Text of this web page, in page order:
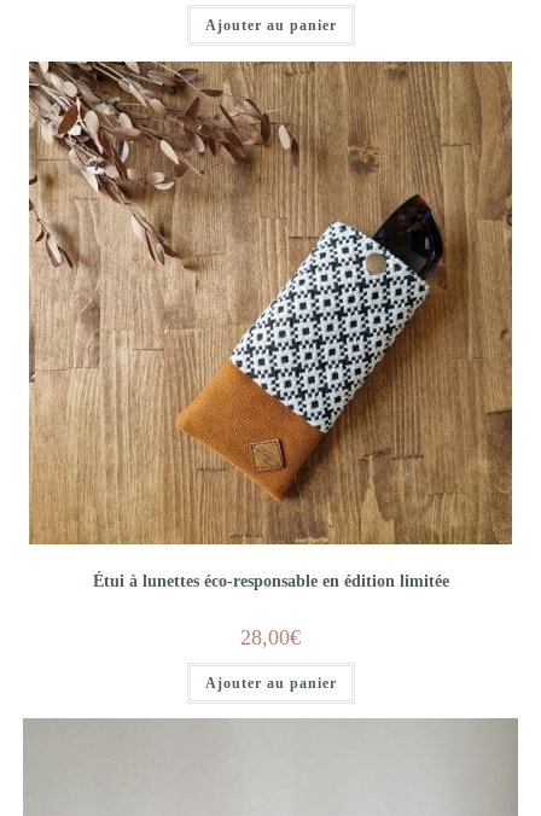
Ajouter au panier
Étui à lunettes éco-responsable en édition limitée
28,00€
Ajouter au panier